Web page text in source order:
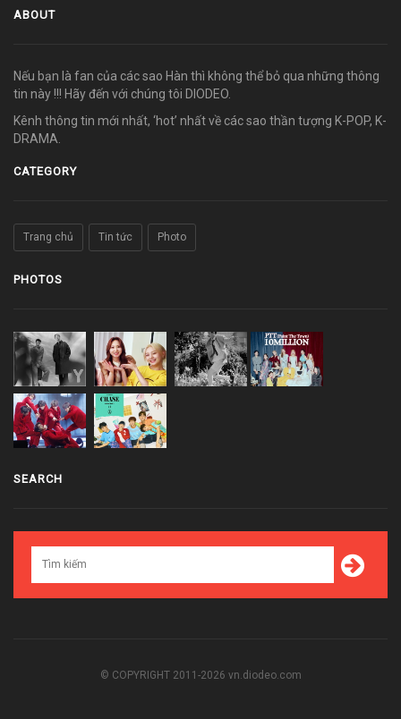
ABOUT
Nếu bạn là fan của các sao Hàn thì không thể bỏ qua những thông
tin này !!! Hãy đến với chúng tôi DIODEO.
Kênh thông tin mới nhất, ‘hot’ nhất về các sao thần tượng K-POP, K-
DRAMA.
CATEGORY
Trang chủ Tin tức Photo
PHOTOS
SEARCH
© COPYRIGHT 2011-2026 vn.diodeo.com